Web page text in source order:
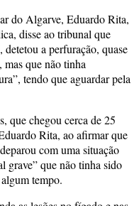
do Algarve, Eduardo Rita,
disse ao tribunal que
a perfuração, quase
que não tinha
tendo que aguardar pela
que chegou cerca de 25
Rita, ao afirmar que
com uma situação
grave” que não tinha sido
tempo.